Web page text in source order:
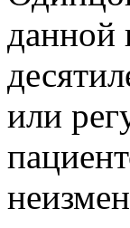
данной
или